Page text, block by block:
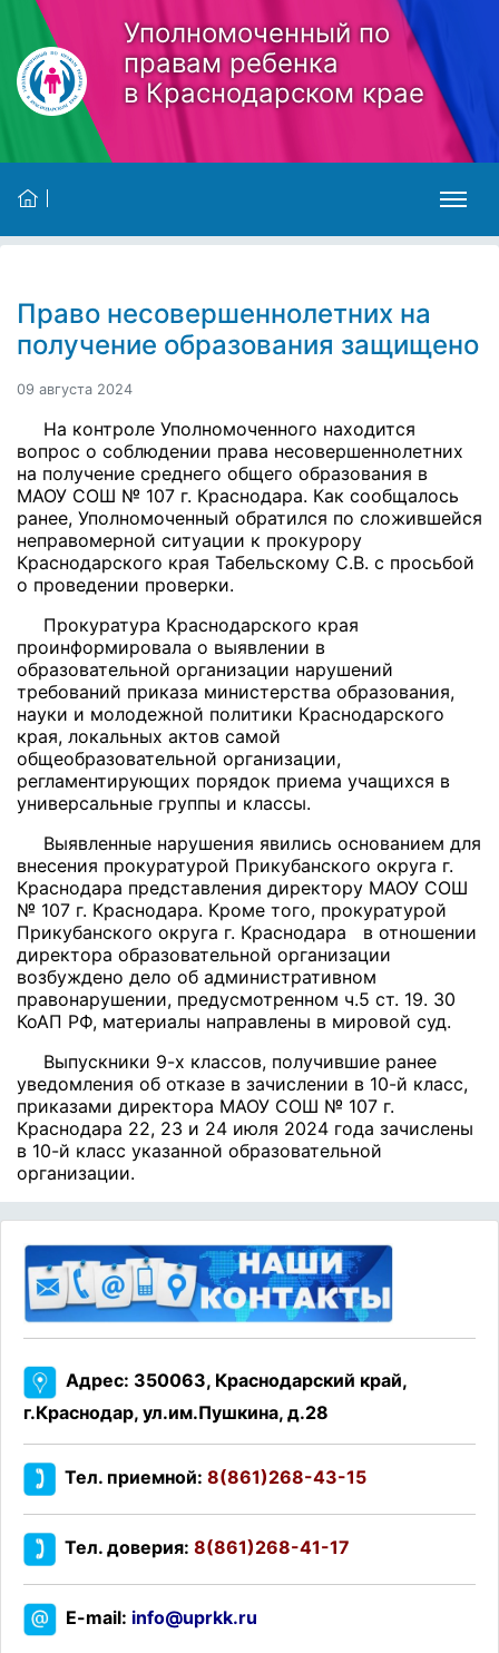
Skip to main content
Уполномоченный по
правам ребенка
в Краснодарском крае
Право несовершеннолетних на
получение образования защищено
09 августа 2024
На контроле Уполномоченного находится
вопрос о соблюдении права несовершеннолетних
на получение среднего общего образования в
МАОУ СОШ № 107 г. Краснодара. Как сообщалось
ранее, Уполномоченный обратился по сложившейся
неправомерной ситуации к прокурору
Краснодарского края Табельскому С.В. с просьбой
о проведении проверки.
Прокуратура Краснодарского края
проинформировала о выявлении в
образовательной организации нарушений
требований приказа министерства образования,
науки и молодежной политики Краснодарского
края, локальных актов самой
общеобразовательной организации,
регламентирующих порядок приема учащихся в
универсальные группы и классы.
Выявленные нарушения явились основанием для
внесения прокуратурой Прикубанского округа г.
Краснодара представления директору МАОУ СОШ
№ 107 г. Краснодара. Кроме того, прокуратурой
Прикубанского округа г. Краснодара в отношении
директора образовательной организации
возбуждено дело об административном
правонарушении, предусмотренном ч.5 ст. 19. 30
КоАП РФ, материалы направлены в мировой суд.
Выпускники 9-х классов, получившие ранее
уведомления об отказе в зачислении в 10-й класс,
приказами директора МАОУ СОШ № 107 г.
Краснодара 22, 23 и 24 июля 2024 года зачислены
в 10-й класс указанной образовательной
организации.
Адрес: 350063, Краснодарский край,
г.Краснодар, ул.им.Пушкина, д.28
Тел. приемной: 8(861)268-43-15
Тел. доверия: 8(861)268-41-17
E-mail: info@uprkk.ru